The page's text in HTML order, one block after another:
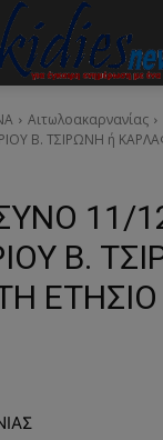
Αιτωλοακαρνανίας
Β. ΤΣΙΡΩΝΗ ή
11/
Β.
ΕΤΗΣΙΟ